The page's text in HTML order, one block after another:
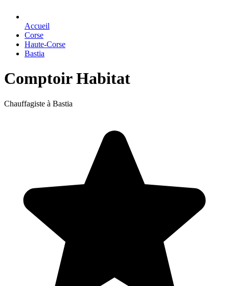
Accueil
Corse
Haute-Corse
Bastia
Comptoir Habitat
Chauffagiste à Bastia